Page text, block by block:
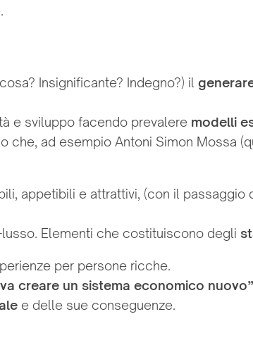
Insignificante? Indegno?) il
e sviluppo facendo prevalere modelli
ad esempio Antoni Simon Mossa
appetibili e attrattivi, (con il passaggio
Elementi che costituiscono degli
per persone ricche.
creare un sistema economico
e delle sue conseguenze.